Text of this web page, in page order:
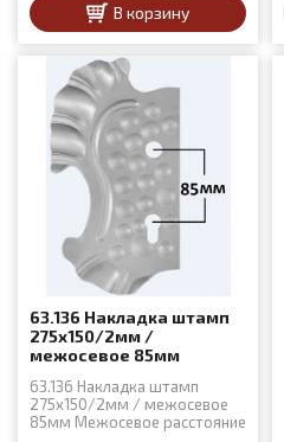
В корзину
63.136 Накладка штамп
275x150/2мм /
межосевое 85мм
63.136 Накладка штамп
275x150/2мм / межосевое
85мм Межосевое расстояние